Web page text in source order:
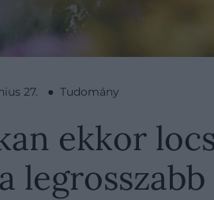
27. ● Tudomány
ekkor
legrosszabb